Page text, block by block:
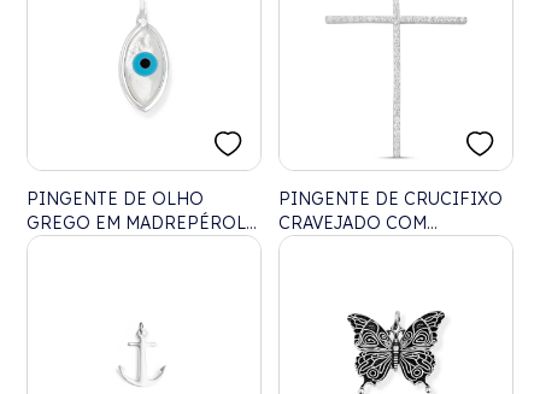
PINGENTE DE OLHO
GREGO EM MADREPÉROLA
GRANDE
PINGENTE DE CRUCIFIXO
CRAVEJADO COM
ZIRCÔNIA